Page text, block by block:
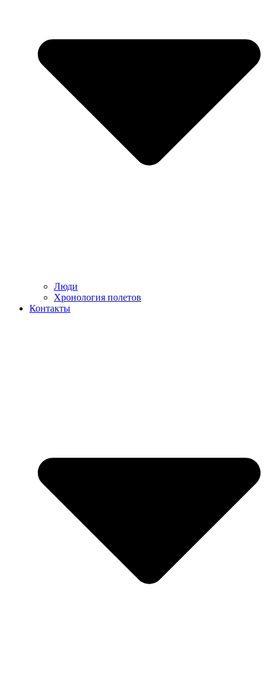
Люди
Хронология полетов
Контакты